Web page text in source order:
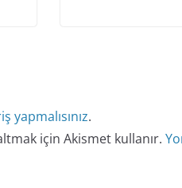
yapmalısınız.
için Akismet kullanır.